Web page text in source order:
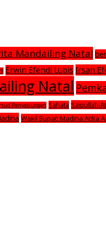
Mandailing Natal
Erwin Efendi Lubis Irsan
Natal
rsud Panyabungan Sahata Saipullah-
Wakil Bupati Madina Atika